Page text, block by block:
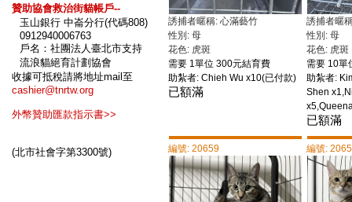
贊助協會救治街貓帳戶--
玉山銀行 中崙分行(代碼808)
0912940006763
戶名：社團法人臺北市支持
流浪貓絕育計劃協會
收據可抵稅請將地址mail至
cashier@tnrtw.org
外幣贊助匯款指示書>>
(北市社會字第3300號)
誘捕者暱稱: 心滿藝竹
性別: 母
花色: 虎斑
需要 1單位 300元結育費
助紮者: Chieh Wu x10(已付款)
已額滿
誘捕者暱
性別: 母
花色: 虎斑
需要 10單
助紮者:
Shen
已額滿
編號: 20659 編號: